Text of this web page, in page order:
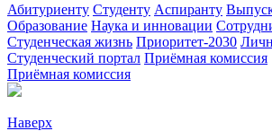
Абитуриенту Студенту Аспиранту
Образование Наука и инновации
Студенческая жизнь Приоритет-2030
Студенческий портал Приёмная комиссия
Приёмная комиссия
Наверх